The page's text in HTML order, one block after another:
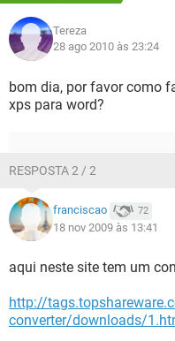
Tereza
28 ago 2010 às 23:24
bom dia, por favor como
xps para word?
RESPOSTA 2 / 2
franciscao 72
18 nov 2009 às 13:41
aqui neste site tem um
http://
converter/downloads/